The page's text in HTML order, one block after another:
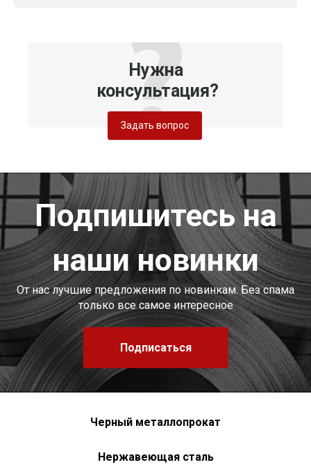
Нужна
консультация?
Задать вопрос
Подпишитесь на
наши новинки
От нас лучшие предложения по новинкам. Без спама
только все самое интересное
Подписаться
Черный металлопрокат
Нержавеющая сталь